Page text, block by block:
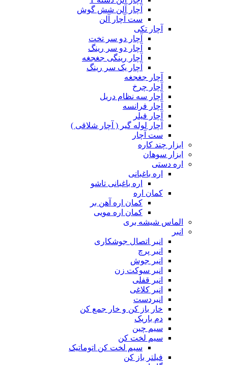
آچار آلن شش گوش
ست آچار آلن
آچار تکی
آچار دو سر تخت
آچار دو سر رینگ
آچار رینگی جغجغه
آچار یک سر رینگ
آچار جغجغه
آچار چرخ
آچار سه نظام دریل
آچار فرانسه
آچار فیلر
آچار لوله گیر ( آچار شلاقی )
ست آچار
ابزار چند کاره
ابزار سوهان
اره دستی
اره باغبانی
اره باغبانی تاشو
کمان اره
کمان اره آهن بر
کمان اره مویی
الماس شیشه بری
انبر
انبر اتصال جوشکاری
انبر پرچ
انبر جوش
انبر سوکت زن
انبر قفلی
انبر کلاغی
انبردست
خار باز کن و خار جمع کن
دم باریک
سیم چین
سیم لخت کن
سیم لخت کن اتوماتیک
فیلتر باز کن